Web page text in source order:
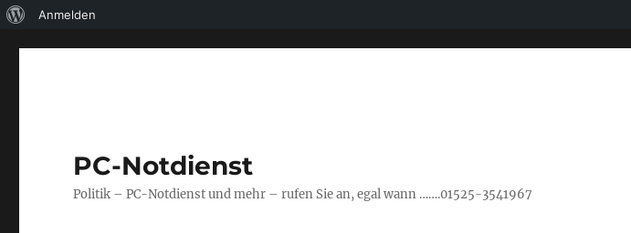
Über
Anmelden
PC-Notdienst
Politik – PC-Notdienst und mehr – rufen Sie an, egal wann …….01525-3541967